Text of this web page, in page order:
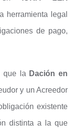
herramienta legal
de pago,
que la Dación en
y un Acreedor
existente
distinta a la que